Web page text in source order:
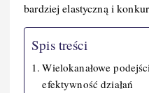
bardziej elastyczną i
Spis treści
Wielokanałowe
efektywność działań